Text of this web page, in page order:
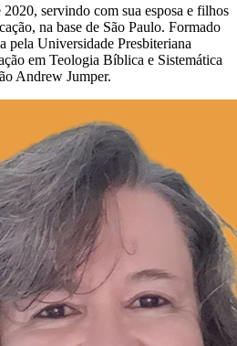
servindo com sua esposa e filhos
na base de São Paulo. Formado
pela Universidade Presbiteriana
em Teologia Bíblica e Sistemática
Andrew Jumper.